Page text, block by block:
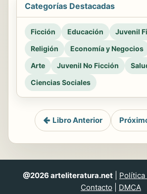
Categorías Destacadas
Ficción Educación
Juvenil
Religión
Economía y Negocios
Arte
Juvenil No Ficción
Ciencias Sociales
Libro Anterior
@2026 arteliteratura.net Política
Contacto
DMCA